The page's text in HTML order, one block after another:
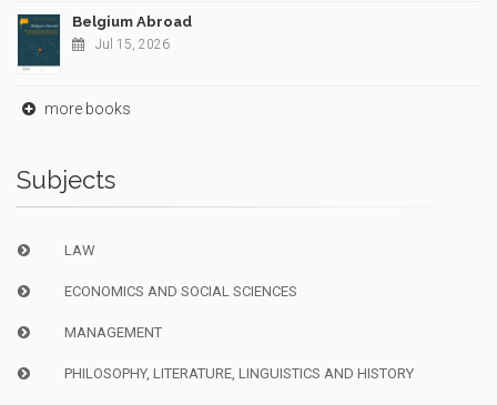
Belgium Abroad
Jul 15, 2026
more books
Subjects
LAW
ECONOMICS AND SOCIAL SCIENCES
MANAGEMENT
PHILOSOPHY, LITERATURE, LINGUISTICS AND HISTORY